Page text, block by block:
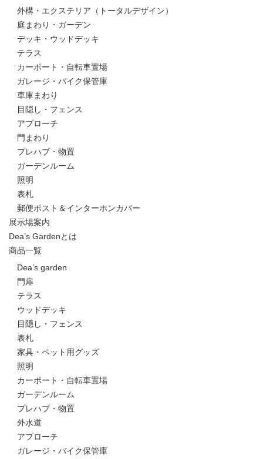
外構・エクステリア（トータルデザイン）
庭まわり・ガーデン
デッキ・ウッドデッキ
テラス
カーポート・自転車置場
ガレージ・バイク保管庫
車庫まわり
目隠し・フェンス
アプローチ
門まわり
プレハブ・物置
ガーデンルーム
照明
表札
郵便ポスト＆インターホンカバー
展示場案内
Dea’s Gardenとは
商品一覧
Dea’s garden
門扉
テラス
ウッドデッキ
目隠し・フェンス
表札
家具・ペット用グッズ
照明
カーポート・自転車置場
ガーデンルーム
プレハブ・物置
外水道
アプローチ
ガレージ・バイク保管庫